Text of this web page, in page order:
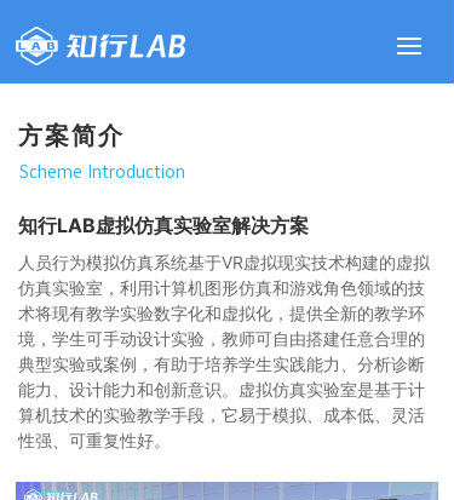
方案简介
Scheme Introduction
知行LAB虚拟仿真实验室解决方案
人员行为模拟仿真系统基于VR虚拟现实技术构建的虚拟
仿真实验室，利用计算机图形仿真和游戏角色领域的技
术将现有教学实验数字化和虚拟化，提供全新的教学环
境，学生可手动设计实验，教师可自由搭建任意合理的
典型实验或案例，有助于培养学生实践能力、分析诊断
能力、设计能力和创新意识。虚拟仿真实验室是基于计
算机技术的实验教学手段，它易于模拟、成本低、灵活
性强、可重复性好。